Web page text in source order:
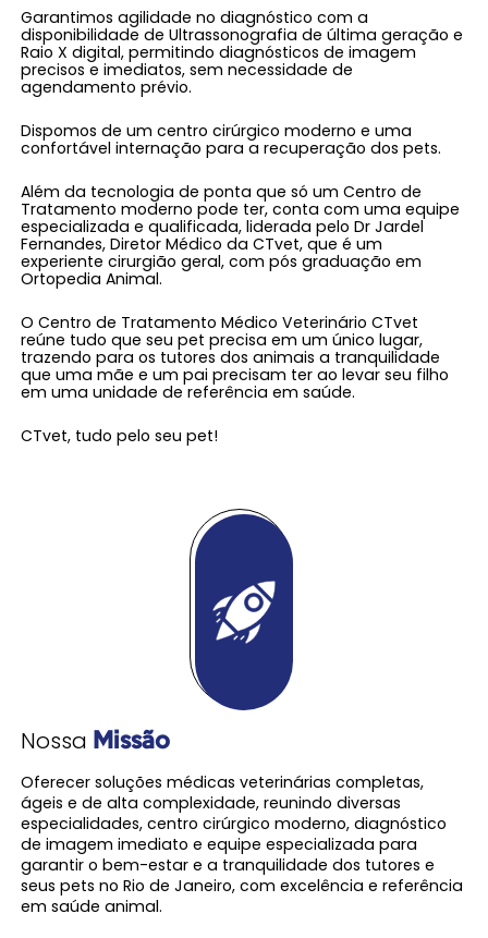
Garantimos agilidade no diagnóstico com a
disponibilidade de Ultrassonografia de última geração e
Raio X digital, permitindo diagnósticos de imagem
precisos e imediatos, sem necessidade de
agendamento prévio.
Dispomos de um centro cirúrgico moderno e uma
confortável internação para a recuperação dos pets.
Além da tecnologia de ponta que só um Centro de
Tratamento moderno pode ter, conta com uma equipe
especializada e qualificada, liderada pelo Dr Jardel
Fernandes, Diretor Médico da CTvet, que é um
experiente cirurgião geral, com pós graduação em
Ortopedia Animal.
O Centro de Tratamento Médico Veterinário CTvet
reúne tudo que seu pet precisa em um único lugar,
trazendo para os tutores dos animais a tranquilidade
que uma mãe e um pai precisam ter ao levar seu filho
em uma unidade de referência em saúde.
CTvet, tudo pelo seu pet!
Nossa Missão
Oferecer soluções médicas veterinárias completas,
ágeis e de alta complexidade, reunindo diversas
especialidades, centro cirúrgico moderno, diagnóstico
de imagem imediato e equipe especializada para
garantir o bem-estar e a tranquilidade dos tutores e
seus pets no Rio de Janeiro, com excelência e referência
em saúde animal.